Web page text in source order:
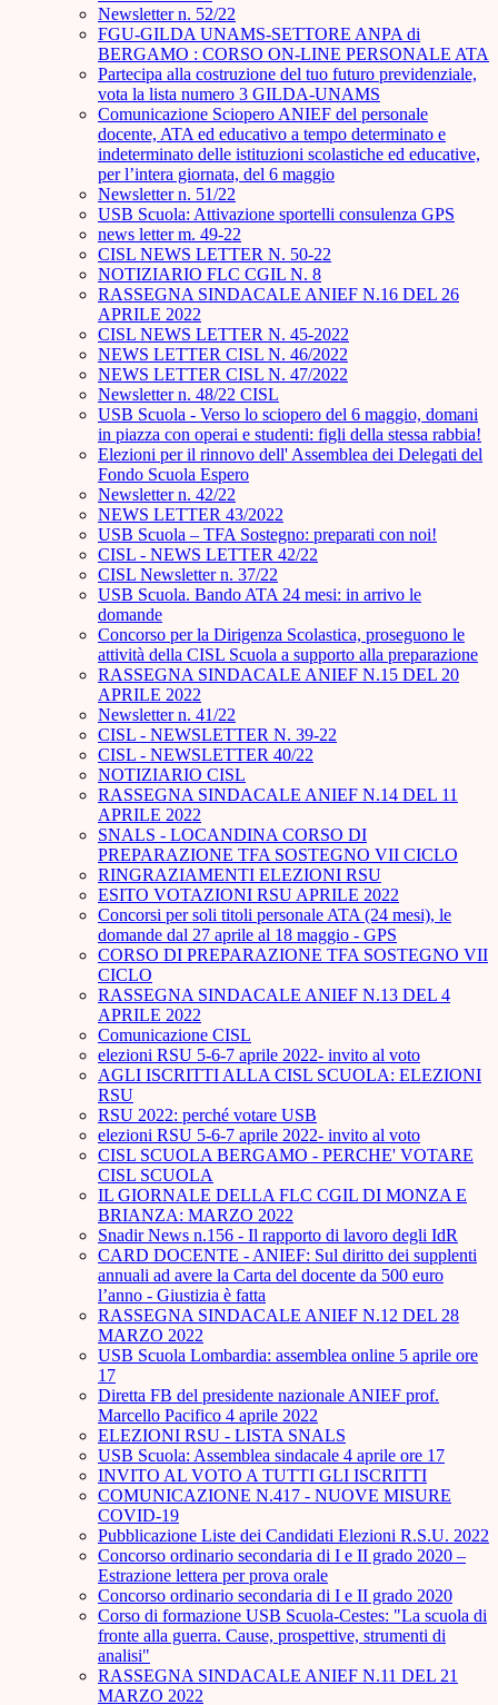
Newsletter n. 52/22
FGU-GILDA UNAMS-SETTORE ANPA di
BERGAMO : CORSO ON-LINE PERSONALE ATA
Partecipa alla costruzione del tuo futuro previdenziale,
vota la lista numero 3 GILDA-UNAMS
Comunicazione Sciopero ANIEF del personale
docente, ATA ed educativo a tempo determinato e
indeterminato delle istituzioni scolastiche ed educative,
per l’intera giornata, del 6 maggio
Newsletter n. 51/22
USB Scuola: Attivazione sportelli consulenza GPS
news letter m. 49-22
CISL NEWS LETTER N. 50-22
NOTIZIARIO FLC CGIL N. 8
RASSEGNA SINDACALE ANIEF N.16 DEL 26
APRILE 2022
CISL NEWS LETTER N. 45-2022
NEWS LETTER CISL N. 46/2022
NEWS LETTER CISL N. 47/2022
Newsletter n. 48/22 CISL
USB Scuola - Verso lo sciopero del 6 maggio, domani
in piazza con operai e studenti: figli della stessa rabbia!
Elezioni per il rinnovo dell' Assemblea dei Delegati del
Fondo Scuola Espero
Newsletter n. 42/22
NEWS LETTER 43/2022
USB Scuola – TFA Sostegno: preparati con noi!
CISL - NEWS LETTER 42/22
CISL Newsletter n. 37/22
USB Scuola. Bando ATA 24 mesi: in arrivo le
domande
Concorso per la Dirigenza Scolastica, proseguono le
attività della CISL Scuola a supporto alla preparazione
RASSEGNA SINDACALE ANIEF N.15 DEL 20
APRILE 2022
Newsletter n. 41/22
CISL - NEWSLETTER N. 39-22
CISL - NEWSLETTER 40/22
NOTIZIARIO CISL
RASSEGNA SINDACALE ANIEF N.14 DEL 11
APRILE 2022
SNALS - LOCANDINA CORSO DI
PREPARAZIONE TFA SOSTEGNO VII CICLO
RINGRAZIAMENTI ELEZIONI RSU
ESITO VOTAZIONI RSU APRILE 2022
Concorsi per soli titoli personale ATA (24 mesi), le
domande dal 27 aprile al 18 maggio - GPS
CORSO DI PREPARAZIONE TFA SOSTEGNO VII
CICLO
RASSEGNA SINDACALE ANIEF N.13 DEL 4
APRILE 2022
Comunicazione CISL
elezioni RSU 5-6-7 aprile 2022- invito al voto
AGLI ISCRITTI ALLA CISL SCUOLA: ELEZIONI
RSU
RSU 2022: perché votare USB
elezioni RSU 5-6-7 aprile 2022- invito al voto
CISL SCUOLA BERGAMO - PERCHE' VOTARE
CISL SCUOLA
IL GIORNALE DELLA FLC CGIL DI MONZA E
BRIANZA: MARZO 2022
Snadir News n.156 - Il rapporto di lavoro degli IdR
CARD DOCENTE - ANIEF: Sul diritto dei supplenti
annuali ad avere la Carta del docente da 500 euro
l’anno - Giustizia è fatta
RASSEGNA SINDACALE ANIEF N.12 DEL 28
MARZO 2022
USB Scuola Lombardia: assemblea online 5 aprile ore
17
Diretta FB del presidente nazionale ANIEF prof.
Marcello Pacifico 4 aprile 2022
ELEZIONI RSU - LISTA SNALS
USB Scuola: Assemblea sindacale 4 aprile ore 17
INVITO AL VOTO A TUTTI GLI ISCRITTI
COMUNICAZIONE N.417 - NUOVE MISURE
COVID-19
Pubblicazione Liste dei Candidati Elezioni R.S.U. 2022
Concorso ordinario secondaria di I e II grado 2020 –
Estrazione lettera per prova orale
Concorso ordinario secondaria di I e II grado 2020
Corso di formazione USB Scuola-Cestes: "La scuola di
fronte alla guerra. Cause, prospettive, strumenti di
analisi"
RASSEGNA SINDACALE ANIEF N.11 DEL 21
MARZO 2022